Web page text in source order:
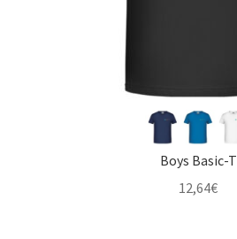
Boys Basic-T
12,64€